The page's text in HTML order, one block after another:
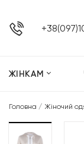
ЖІНКАМ
Головна / Жіночий